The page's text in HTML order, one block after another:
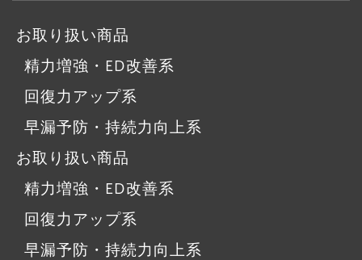
お取り扱い商品
精力増強・ED改善系
回復力アップ系
早漏予防・持続力向上系
お取り扱い商品
精力増強・ED改善系
回復力アップ系
早漏予防・持続力向上系